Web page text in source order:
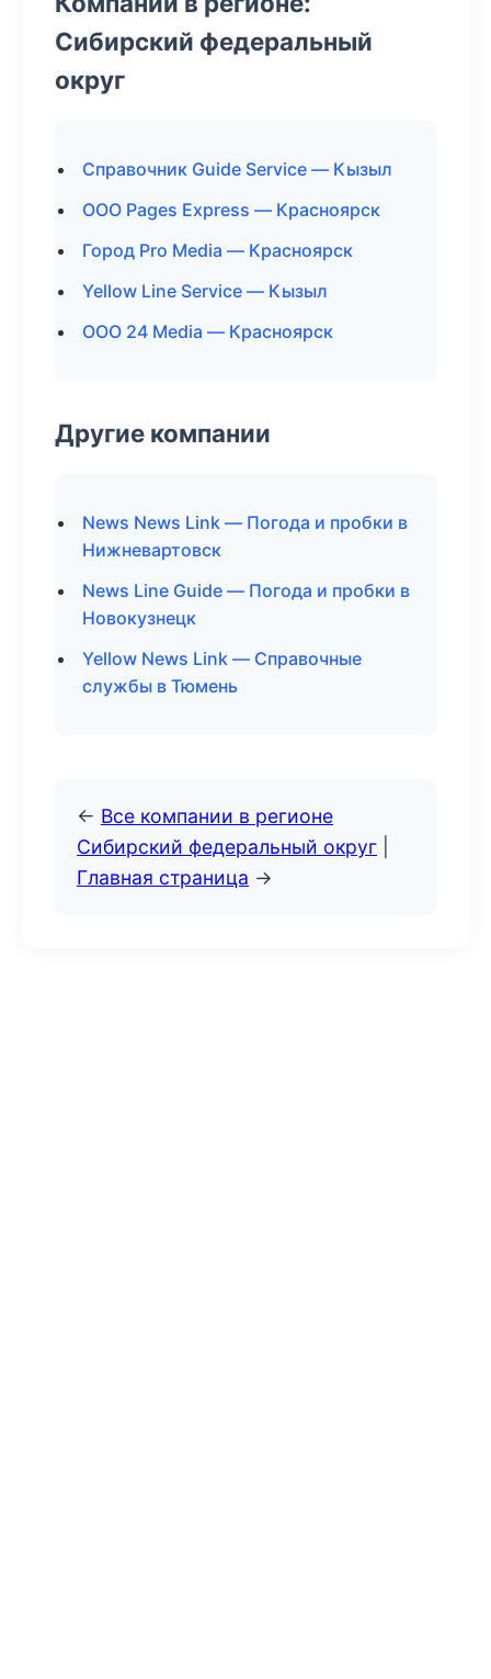
Сибирский федеральный
округ
Справочник Guide Service — Кызыл
ООО Pages Express — Красноярск
Город Pro Media — Красноярск
Yellow Line Service — Кызыл
ООО 24 Media — Красноярск
Другие компании
News News Link — Погода и пробки в
Нижневартовск
News Line Guide — Погода и пробки в
Новокузнецк
Yellow News Link — Справочные
службы в Тюмень
← Все компании в регионе
Сибирский федеральный округ
Главная страница →